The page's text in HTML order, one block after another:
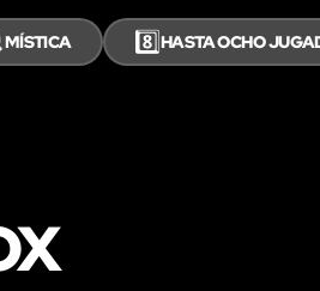
MÍSTICA 8️⃣HASTA OCHO